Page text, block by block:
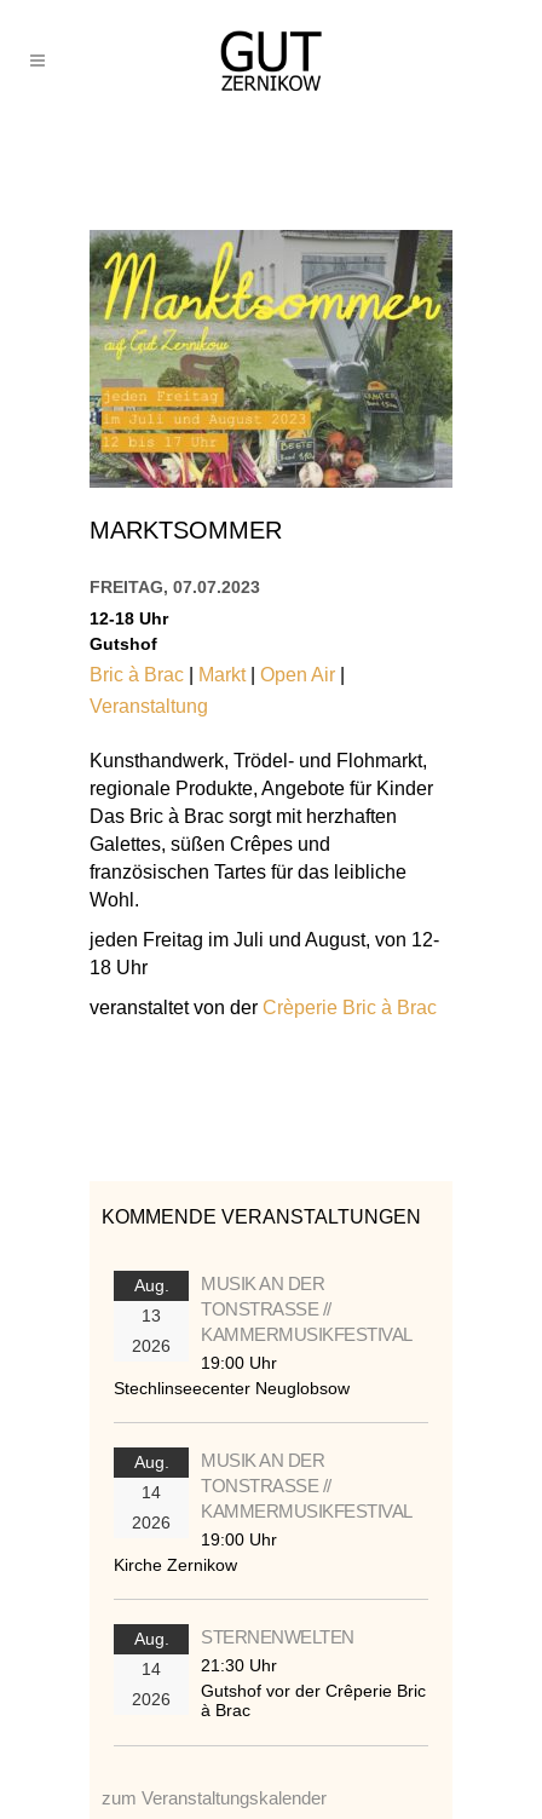
MARKTSOMMER
FREITAG, 07.07.2023
12-18 Uhr
Gutshof
Bric à Brac Markt| Open Air
Veranstaltung
Kunsthandwerk, Trödel- und Flohmarkt,
regionale Produkte, Angebote für Kinder
Das Bric à Brac sorgt mit herzhaften
Galettes, süßen Crêpes und
französischen Tartes für das leibliche
Wohl.
jeden Freitag im Juli und August, von 12-
18 Uhr
veranstaltet von der Crèperie Bric à Brac
KOMMENDE VERANSTALTUNGEN
Aug.
13
2026
MUSIK AN DER
TONSTRASSE //
KAMMERMUSIKFESTIVAL
19:00 Uhr
Stechlinseecenter Neuglobsow
Aug.
14
2026
MUSIK AN DER
TONSTRASSE //
KAMMERMUSIKFESTIVAL
19:00 Uhr
Kirche Zernikow
Aug.
14
2026
STERNENWELTEN
21:30 Uhr
Gutshof vor der Crêperie Bric
à Brac
zum Veranstaltungskalender